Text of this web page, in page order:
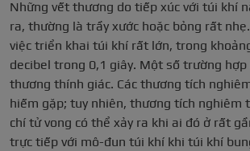
Những vết thương do tiếp xúc với túi khí
ra, thường là trầy xước hoặc bỏng rất
việc triển khai túi khí rất lớn, trong
decibel trong 0,1 giây. Một số trường
thương thính giác. Các thương tích
hiếm gặp; tuy nhiên, thương tích nghiêm
chí tử vong có thể xảy ra khi ai đó ở rất
trực tiếp với mô-đun túi khí khi túi khí